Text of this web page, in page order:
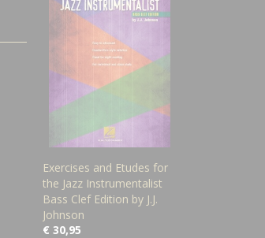
Exercises and Etudes for
the Jazz Instrumentalist
Bass Clef Edition by J.J.
Johnson
€ 30,95